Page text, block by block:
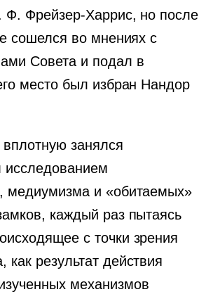
Ф. Фрейзер-Харрис, но после
сошелся во мнениях с
Совета и подал в
место был избран Нандор
занялся
исследованием
медиумизма и «обитаемых»
каждый раз пытаясь
с точки зрения
как результат действия
механизмов